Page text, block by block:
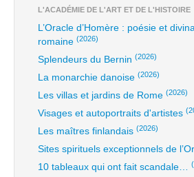
L'ACADÉMIE DE L'ART ET DE L'HISTOIRE
L’Oracle d’Homère : poésie et
romaine (2026)
Splendeurs du Bernin (2026)
La monarchie danoise (2026)
Les villas et jardins de Rome (2026)
Visages et autoportraits d'artistes
Les maîtres finlandais (2026)
Sites spirituels exceptionnels de
10 tableaux qui ont fait scandale…